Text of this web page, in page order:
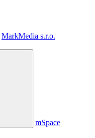
MarkMedia s.r.o.
mSpace